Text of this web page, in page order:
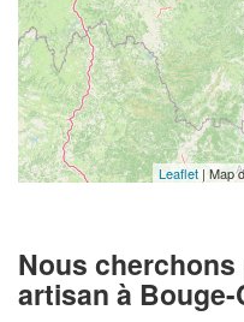
Leaflet | Map
Nous
artisan à